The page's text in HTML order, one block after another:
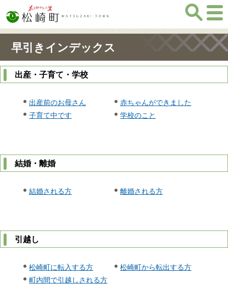
早引きインデックス
出産・子育て・学校
出産前のお母さん
赤ちゃんができました
子育て中です
学校のこと
結婚・離婚
結婚される方 離婚される方
引越し
松崎町に転入する方
松崎町から転出する方
町内間で引越しされる方